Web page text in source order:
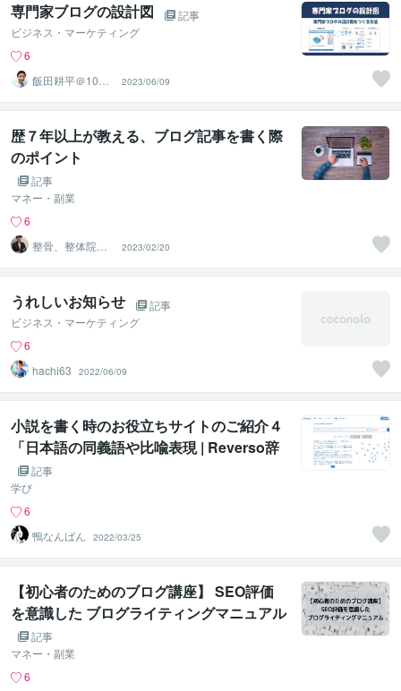
専門家ブログの設計図
記事
ビジネス・マーケティング
6
飯田耕平＠100
年時代の働き方
サポート
2023/06/09
歴７年以上が教える、ブログ記事を書く際
のポイント
記事
マネー・副業
6
整骨、整体院ブ
ログ専門 PT西
野英行
2023/02/20
うれしいお知らせ
記事
ビジネス・マーケティング
6
hachi63
2022/06/09
小説を書く時のお役立ちサイトのご紹介４
「日本語の同義語や比喩表現 | Reverso辞
書 」記事
学び
6
鴨なんばん
2022/03/25
【初心者のためのブログ講座】 SEO評価
を意識した ブログライティングマニュアル
記事
マネー・副業
6